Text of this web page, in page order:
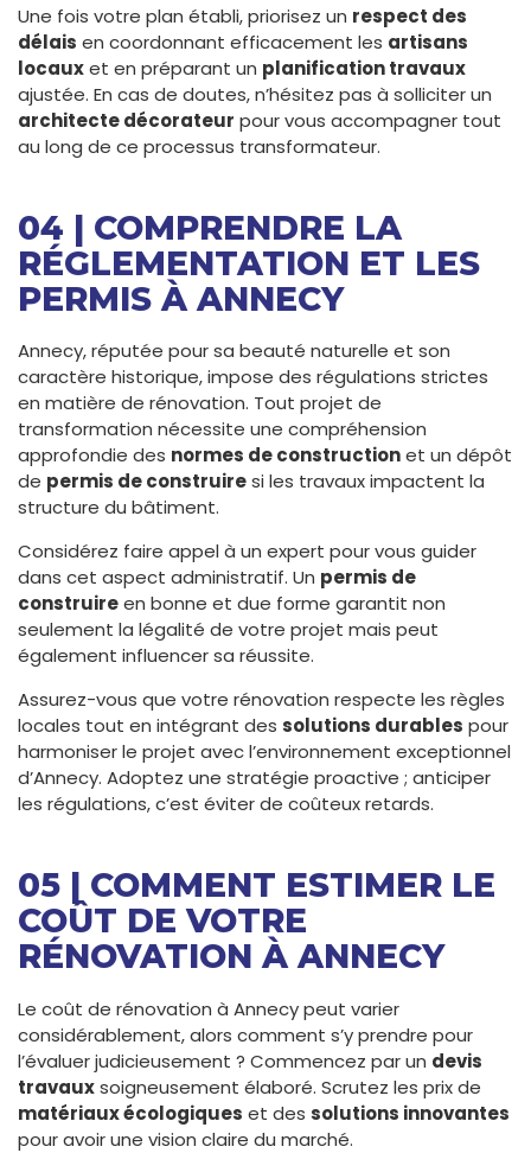
Une fois votre plan établi, priorisez un respect des
délais en coordonnant efficacement les artisans
locauxet en préparant un planification travaux
ajustée. En cas de doutes, n’hésitez pas à solliciter un
architecte décorateur pour vous accompagner tout
au long de ce processus transformateur.
04 | COMPRENDRE LA
RÉGLEMENTATION ET LES
PERMIS À ANNECY
Annecy, réputée pour sa beauté naturelle et son
caractère historique, impose des régulations strictes
en matière de rénovation. Tout projet de
transformation nécessite une compréhension
approfondie des normes de constructionet un dépôt
de permis de construiresi les travaux impactent la
structure du bâtiment.
Considérez faire appel à un expert pour vous guider
dans cet aspect administratif. Un permis de
construireen bonne et due forme garantit non
seulement la légalité de votre projet mais peut
également influencer sa réussite.
Assurez-vous que votre rénovation respecte les règles
locales tout en intégrant des solutions durables pour
harmoniser le projet avec l’environnement exceptionnel
d’Annecy. Adoptez une stratégie proactive ; anticiper
les régulations, c’est éviter de coûteux retards.
05 | COMMENT ESTIMER LE
COÛT DE VOTRE
RÉNOVATION À ANNECY
Le coût de rénovation à Annecy peut varier
considérablement, alors comment s’y prendre pour
l’évaluer judicieusement ? Commencez par un devis
travauxsoigneusement élaboré. Scrutez les prix de
matériaux écologiques et des solutions innovantes
pour avoir une vision claire du marché.